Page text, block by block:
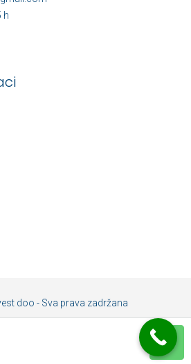
h
doo - Sva prava zadržana